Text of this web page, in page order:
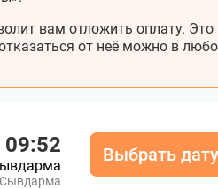
вам отложить оплату. Это
от неё можно в
09:52
Сывдарма
Выбрать дату